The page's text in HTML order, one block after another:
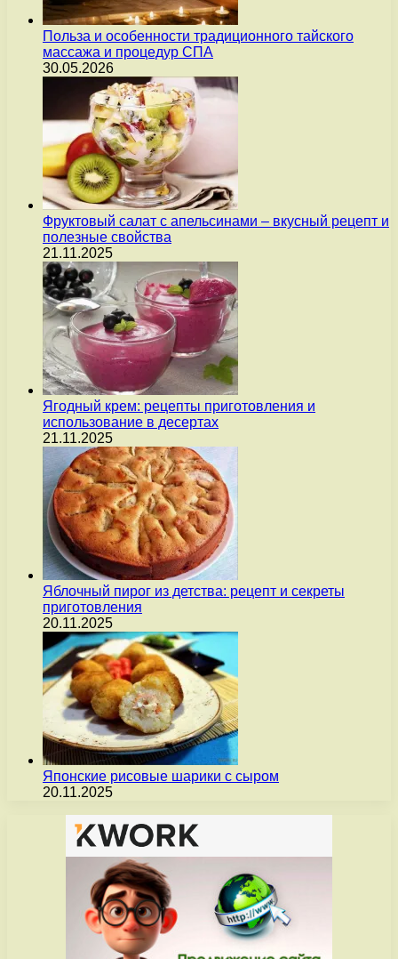
Польза и особенности традиционного тайского
массажа и процедур СПА
30.05.2026
Фруктовый салат с апельсинами – вкусный рецепт и
полезные свойства
21.11.2025
Ягодный крем: рецепты приготовления и
использование в десертах
21.11.2025
Яблочный пирог из детства: рецепт и секреты
приготовления
20.11.2025
Японские рисовые шарики с сыром
20.11.2025